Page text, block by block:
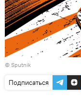
© Sputnik
Подписаться